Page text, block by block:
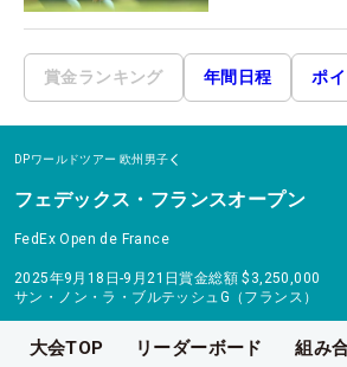
賞金ランキング 年間日程 ポ
DPワールドツアー 欧州男子
フェデックス・フランスオープン
FedEx Open de France
2025年9月18日-9月21日賞金総額 $3,250,000
サン・ノン・ラ・ブルテッシュG（フランス）
大会TOP リーダーボード 組み